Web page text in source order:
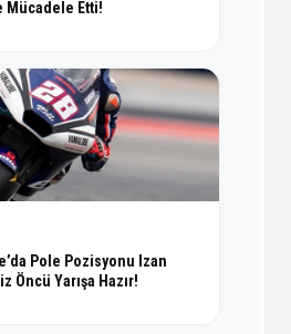
Mücadele Etti!
Pole Pozisyonu Izan
Öncü Yarışa Hazır!